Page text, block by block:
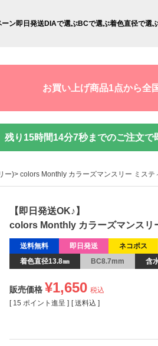
ーン即日発送DIAで選ぶBCで選ぶ着色直径で選
お買い上げ商品1点から全
残り 15時間14分6秒までのご注文で
ー) colors Monthly カラーズマンスリー ミス
【即日発送OK♪】
colors Monthly カラーズマンスリ
送料無料 即日発送 ネコポス
着色直径13.8㎜
BC8.7mm 含
販売価格 ¥1,650 税込
[ 15 ポイント進呈 ] 送料込